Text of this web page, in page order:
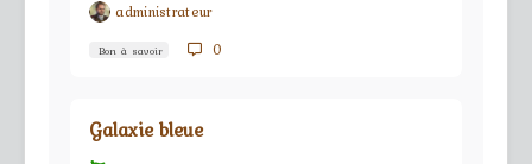
administrateur
Bon à savoir 0
Galaxie bleue